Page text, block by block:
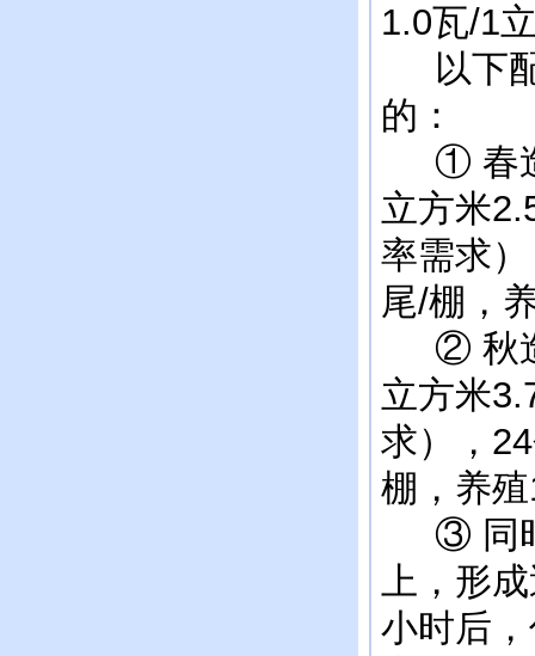
1.0瓦/1
以下配
的：
① 春造
立方米
率需求
尾/棚，
② 秋造
立方米
求），
棚，养
③ 同时
上，形
小时后